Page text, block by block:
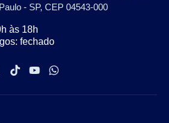
- SP, CEP 04543-000
às 18h
fechado